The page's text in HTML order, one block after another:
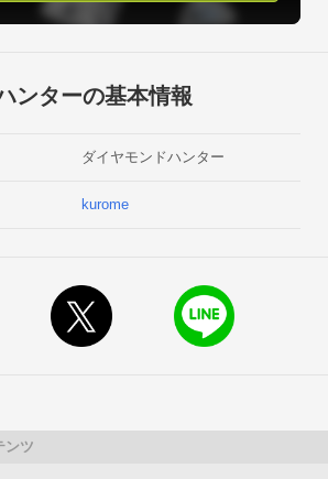
ンターの基本情報
ダイヤモンドハンター
kurome
ンツ